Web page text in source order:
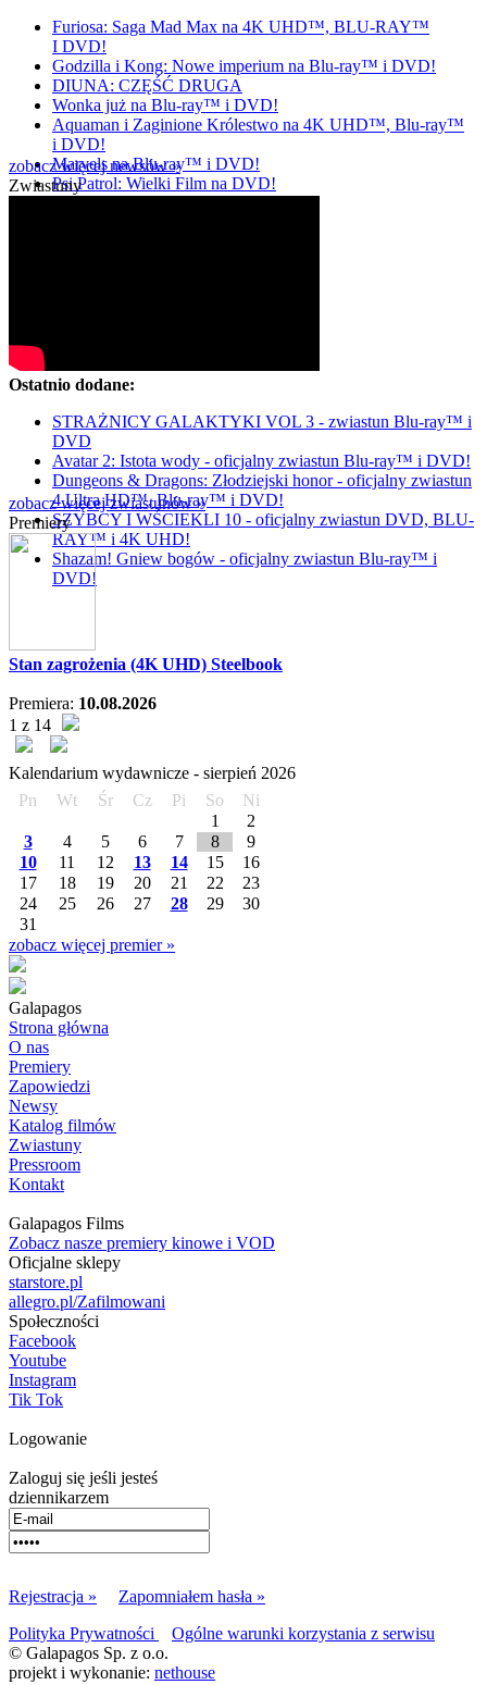
Furiosa: Saga Mad Max na 4K UHD™, BLU-RAY™
I DVD!
Godzilla i Kong: Nowe imperium na Blu-ray™ i DVD!
DIUNA: CZĘŚĆ DRUGA
Wonka już na Blu-ray™ i DVD!
Aquaman i Zaginione Królestwo na 4K UHD™, Blu-ray™
i DVD!
Marvels na Blu-ray™ i DVD!
Psi Patrol: Wielki Film na DVD!
zobacz więcej newsów »
Zwiastuny
Ostatnio dodane:
STRAŻNICY GALAKTYKI VOL 3 - zwiastun Blu-ray™ i
DVD
Avatar 2: Istota wody - oficjalny zwiastun Blu-ray™ i DVD!
Dungeons & Dragons: Złodziejski honor - oficjalny zwiastun
4 Ultra HD™, Blu-ray™ i DVD!
SZYBCY I WŚCIEKLI 10 - oficjalny zwiastun DVD, BLU-
RAY™ i 4K UHD!
Shazam! Gniew bogów - oficjalny zwiastun Blu-ray™ i
DVD!
zobacz więcej zwiastunów »
Premiery
Stan zagrożenia (4K UHD) Steelbook
Premiera: 10.08.2026
1 z 14
Kalendarium wydawnicze - sierpień 2026
Pn
Wt Śr Cz Pi So
Ni
1
2
3
4 5 6 7 8
9
10
11 12 13 14 15
16
17
18 19 20 21 22
23
24
25 26 27 28 29
30
31
zobacz więcej premier »
Galapagos
Strona główna
O nas
Premiery
Zapowiedzi
Newsy
Katalog filmów
Zwiastuny
Pressroom
Kontakt
Galapagos Films
Zobacz nasze premiery kinowe i VOD
Oficjalne sklepy
starstore.pl
allegro.pl/Zafilmowani
Społeczności
Facebook
Youtube
Instagram
Tik Tok
Logowanie
Zaloguj się jeśli jesteś
dziennikarzem
Rejestracja »
Zapomniałem hasła »
Polityka Prywatności
Ogólne warunki korzystania z serwisu
© Galapagos Sp. z o.o.
projekt i wykonanie: nethouse